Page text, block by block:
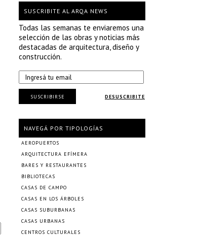
SUSCRIBITE AL ARQA NEWS
Todas las semanas te enviaremos una
selección de las obras y noticias más
destacadas de arquitectura, diseño y
construcción.
DESUSCRIBITE
SUSCRIBIRSE
NAVEGÁ POR TIPOLOGÍAS
AEROPUERTOS
ARQUITECTURA EFÍMERA
BARES Y RESTAURANTES
BIBLIOTECAS
CASAS DE CAMPO
CASAS EN LOS ÁRBOLES
CASAS SUBURBANAS
CASAS URBANAS
CENTROS CULTURALES